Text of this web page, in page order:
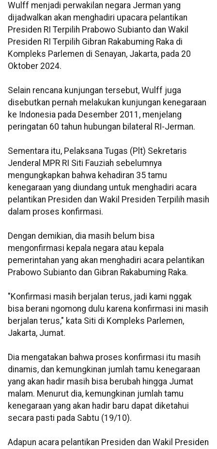
Wulff menjadi perwakilan negara Jerman yang
dijadwalkan akan menghadiri upacara pelantikan
Presiden RI Terpilih Prabowo Subianto dan Wakil
Presiden RI Terpilih Gibran Rakabuming Raka di
Kompleks Parlemen di Senayan, Jakarta, pada 20
Oktober 2024.
Selain rencana kunjungan tersebut, Wulff juga
disebutkan pernah melakukan kunjungan kenegaraan
ke Indonesia pada Desember 2011, menjelang
peringatan 60 tahun hubungan bilateral RI-Jerman.
Sementara itu, Pelaksana Tugas (Plt) Sekretaris
Jenderal MPR RI Siti Fauziah sebelumnya
mengungkapkan bahwa kehadiran 35 tamu
kenegaraan yang diundang untuk menghadiri acara
pelantikan Presiden dan Wakil Presiden Terpilih masih
dalam proses konfirmasi.
Dengan demikian, dia masih belum bisa
mengonfirmasi kepala negara atau kepala
pemerintahan yang akan menghadiri acara pelantikan
Prabowo Subianto dan Gibran Rakabuming Raka.
"Konfirmasi masih berjalan terus, jadi kami nggak
bisa berani ngomong dulu karena konfirmasi ini masih
berjalan terus," kata Siti di Kompleks Parlemen,
Jakarta, Jumat.
Dia mengatakan bahwa proses konfirmasi itu masih
dinamis, dan kemungkinan jumlah tamu kenegaraan
yang akan hadir masih bisa berubah hingga Jumat
malam. Menurut dia, kemungkinan jumlah tamu
kenegaraan yang akan hadir baru dapat diketahui
secara pasti pada Sabtu (19/10).
Adapun acara pelantikan Presiden dan Wakil Presiden